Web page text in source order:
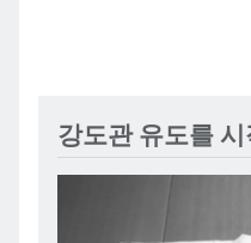
강도관 유도를 시